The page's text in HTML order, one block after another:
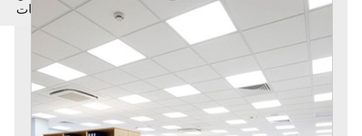
المنتجات